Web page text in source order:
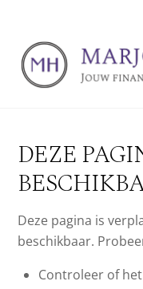
content
DEZE
Deze pagina is
beschikbaar.
Controleer of